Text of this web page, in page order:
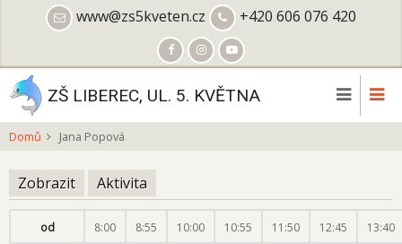
obsahu
www@zs5kveten.cz +420 606 076 420
ZŠ LIBEREC, UL. 5. KVĚTNA
Domů Jana Popová
Hlavní
záložky
Zobrazit(aktivní
záložka)
Aktivita
od 8:00 8:55 10:00 10:55 11:50 12:45 13:40